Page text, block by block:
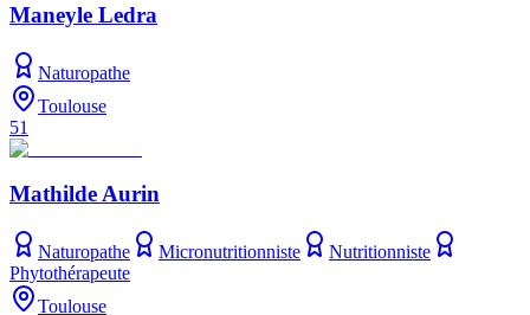
Maneyle Ledra
Naturopathe
Toulouse
51
Mathilde Aurin
Naturopathe Micronutritionniste
Nutritionniste
Phytothérapeute
Toulouse